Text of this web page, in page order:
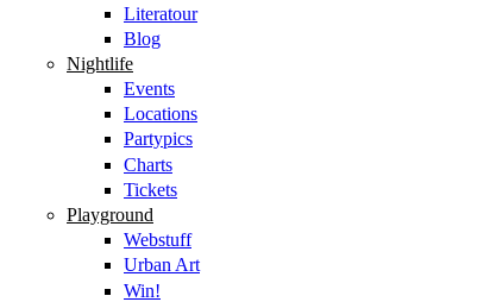
Literatour
Blog
Nightlife
Events
Locations
Partypics
Charts
Tickets
Playground
Webstuff
Urban Art
Win!